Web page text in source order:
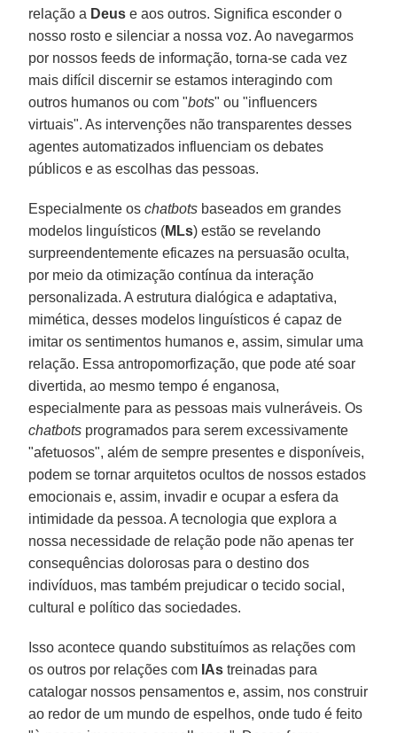
relação a Deus e aos outros. Significa esconder o
nosso rosto e silenciar a nossa voz. Ao navegarmos
por nossos feeds de informação, torna-se cada vez
mais difícil discernir se estamos interagindo com
outros humanos ou com "bots" ou "influencers
virtuais". As intervenções não transparentes desses
agentes automatizados influenciam os debates
públicos e as escolhas das pessoas.
Especialmente oschatbots baseados em grandes
modelos linguísticos (MLs) estão se revelando
surpreendentemente eficazes na persuasão oculta,
por meio da otimização contínua da interação
personalizada. A estrutura dialógica e adaptativa,
mimética, desses modelos linguísticos é capaz de
imitar os sentimentos humanos e, assim, simular uma
relação. Essa antropomorfização, que pode até soar
divertida, ao mesmo tempo é enganosa,
especialmente para as pessoas mais vulneráveis. Os
chatbots programados para serem excessivamente
"afetuosos", além de sempre presentes e disponíveis,
podem se tornar arquitetos ocultos de nossos estados
emocionais e, assim, invadir e ocupar a esfera da
intimidade da pessoa. A tecnologia que explora a
nossa necessidade de relação pode não apenas ter
consequências dolorosas para o destino dos
indivíduos, mas também prejudicar o tecido social,
cultural e político das sociedades.
Isso acontece quando substituímos as relações com
os outros por relações com IAs treinadas para
catalogar nossos pensamentos e, assim, nos construir
ao redor de um mundo de espelhos, onde tudo é feito